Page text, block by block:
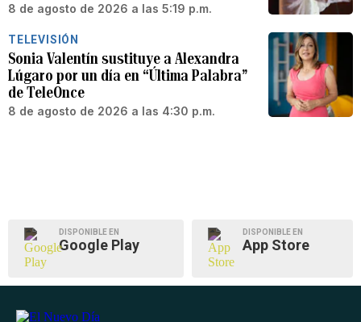
8 de agosto de 2026 a las 5:19 p.m.
TELEVISIÓN
Sonia Valentín sustituye a Alexandra
Lúgaro por un día en “Última Palabra”
de TeleOnce
8 de agosto de 2026 a las 4:30 p.m.
DISPONIBLE EN
Google Play
DISPONIBLE EN
App Store